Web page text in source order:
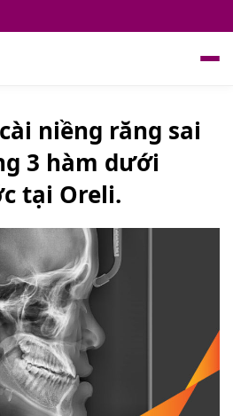
niềng răng sai
3 hàm dưới
tại Oreli.